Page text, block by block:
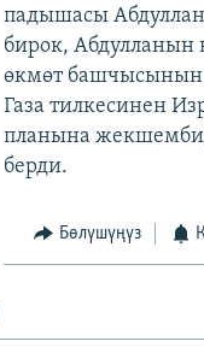
падышасы
бирок, Абдулланын
өкмөт башчысынын
Газа тилкесинен
планына
берди.
Бөлүшүңүз